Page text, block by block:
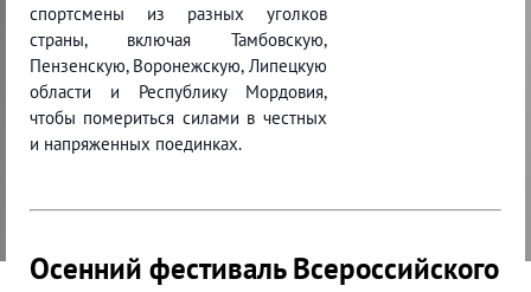
спортсмены из разных уголков
страны, включая Тамбовскую,
Пензенскую, Воронежскую, Липецкую
области и Республику Мордовия,
чтобы помериться силами в честных
и напряженных поединках.
Осенний фестиваль Всероссийского